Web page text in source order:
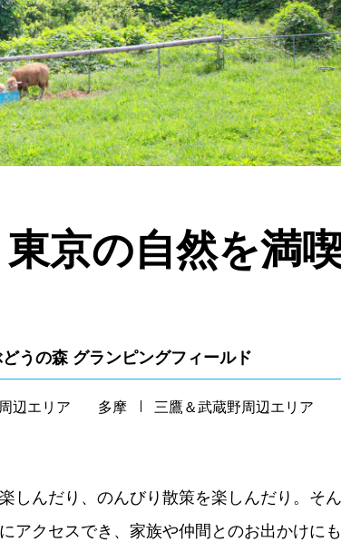
京の自然を満
うの森 グランピングフィールド
辺エリア 多摩 三鷹＆武蔵野周辺エリア
しんだり、のんびり散策を楽しんだり。そ
アクセスでき、家族や仲間とのお出かけに